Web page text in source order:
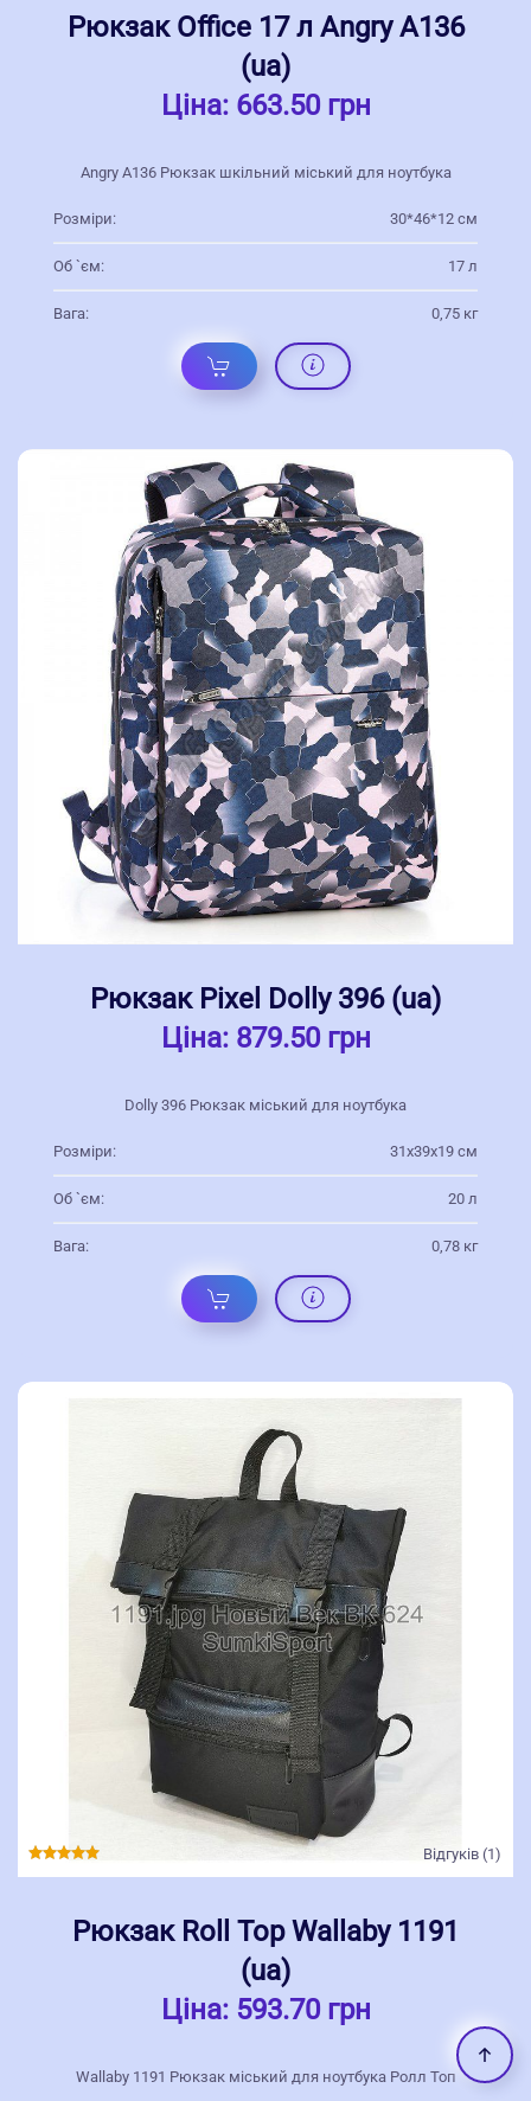
Рюкзак Office 17 л Angry А136
(ua)
Ціна: 663.50 грн
Angry А136 Рюкзак шкільний міський для ноутбука
Розміри: 30*46*12 см
Об `єм: 17 л
Вага: 0,75 кг
Рюкзак Pixel Dolly 396 (ua)
Ціна: 879.50 грн
Dolly 396 Рюкзак міський для ноутбука
Розміри: 31х39х19 см
Об `єм: 20 л
Вага: 0,78 кг
Відгуків (1)
Рюкзак Roll Top Wallaby 1191
(ua)
Ціна: 593.70 грн
Wallaby 1191 Рюкзак міський для ноутбука Ролл Топ